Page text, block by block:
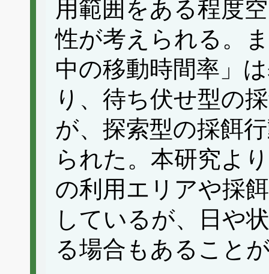
用範囲をある程度
性が考えられる。
中の移動時間率」
り、待ち伏せ型の
が、探索型の採餌
られた。本研究よ
の利用エリアや採
しているが、日や
る場合もあること